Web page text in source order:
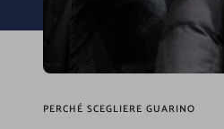
PERCHÉ SCEGLIERE GUARINO